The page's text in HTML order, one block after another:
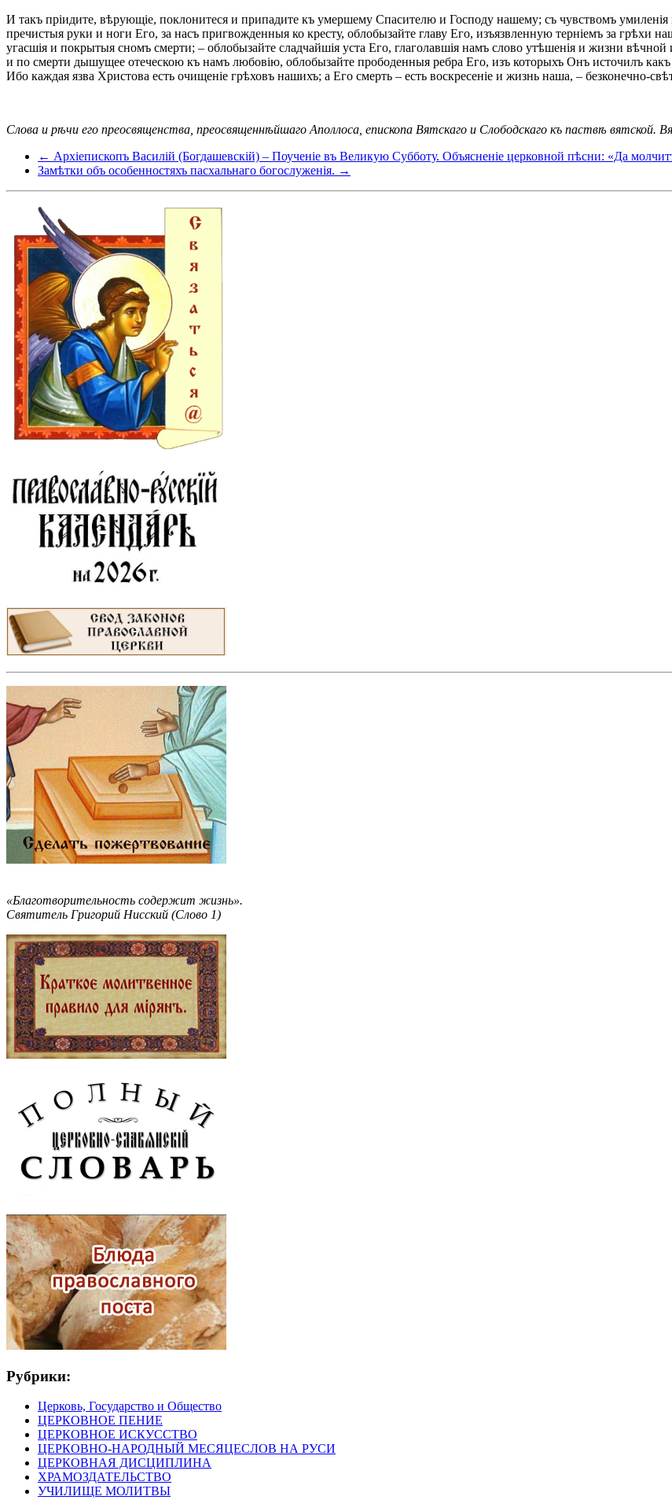
И такъ пріидите, вѣрующіе, поклонитеся и припадите къ умершему Спасителю и Господу нашему; съ чувствомъ
пречистыя руки и ноги Его, за насъ пригвожденныя ко кресту, облобызайте главу Его, изъязвленную терніемъ за грѣхи
угасшія и покрытыя сномъ смерти; – облобызайте сладчайшія уста Его, глаголавшія намъ слово утѣшенія и жизни
и по смерти дышущее отеческою къ намъ любовію, облобызайте прободенныя ребра Его, изъ которыхъ Онъ источилъ
Ибо каждая язва Христова есть очищеніе грѣховъ нашихъ; а Его смерть – есть воскресеніе и жизнь наша, – безконечно-
Слова и рѣчи его преосвященства, преосвященнѣйшаго Аполлоса, епископа Вятскаго и Слободскаго къ паствѣ вятской.
← Архіепископъ Василій (Богдашевскій) – Поученіе въ Великую Субботу. Объясненіе церковной пѣсни: «Да
Замѣтки объ особенностяхъ пасхальнаго богослуженія. →
«Благотворительность содержит жизнь».
Святитель Григорий Нисский (Слово 1)
Рубрики:
Церковь, Государство и Общество
ЦЕРКОВНОЕ ПЕНИЕ
ЦЕРКОВНОЕ ИСКУССТВО
ЦЕРКОВНО-НАРОДНЫЙ МЕСЯЦЕСЛОВ НА РУСИ
ЦЕРКОВНАЯ ДИСЦИПЛИНА
ХРАМОЗДАТЕЛЬСТВО
УЧИЛИЩЕ МОЛИТВЫ